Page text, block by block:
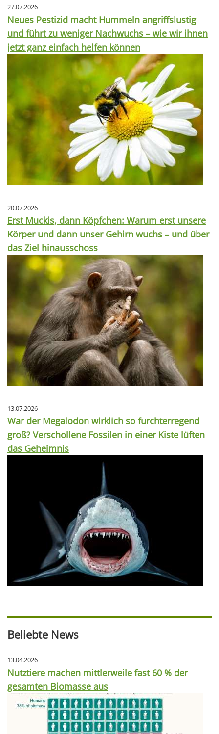
27.07.2026
Neues Pestizid macht Hummeln angriffslustig
und führt zu weniger Nachwuchs – wie wir ihnen
jetzt ganz einfach helfen können
20.07.2026
Erst Muckis, dann Köpfchen: Warum erst unsere
Körper und dann unser Gehirn wuchs – und über
das Ziel hinausschoss
13.07.2026
War der Megalodon wirklich so furchterregend
groß? Verschollene Fossilen in einer Kiste lüften
das Geheimnis
Beliebte News
13.04.2026
Nutztiere machen mittlerweile fast 60 % der
gesamten Biomasse aus